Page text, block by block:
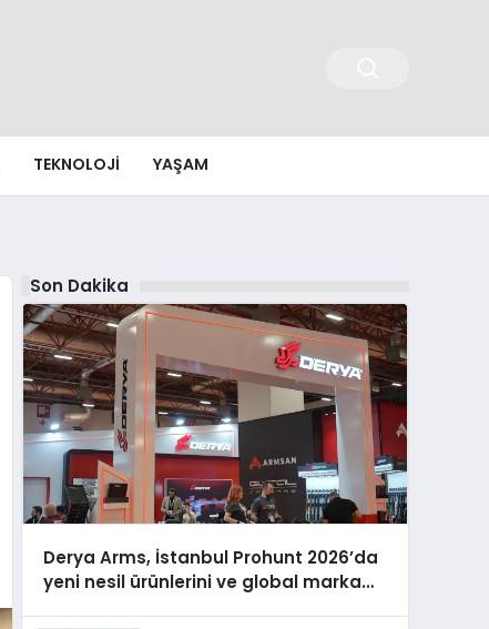
TEKNOLOJI YAŞAM
Son Dakika
Derya Arms, İstanbul Prohunt 2026’da
yeni nesil ürünlerini ve global marka